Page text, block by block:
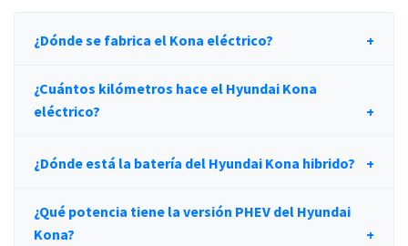
¿Dónde se fabrica el Kona eléctrico?
¿Cuántos kilómetros hace el Hyundai Kona
eléctrico?
¿Dónde está la batería del Hyundai Kona hibrido?
¿Qué potencia tiene la versión PHEV del Hyundai
Kona?